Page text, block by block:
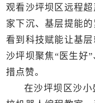
观看沙坪坝区远程
家下沉、基层提能
看到科技赋能让基
沙坪坝聚焦“医生好
措点赞。
在沙坪坝区沙